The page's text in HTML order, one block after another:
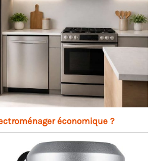
économique ?